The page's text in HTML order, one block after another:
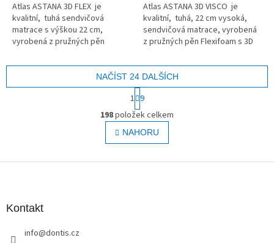
Atlas ASTANA 3D FLEX je
kvalitní, tuhá sendvičová
matrace s výškou 22 cm,
vyrobená z pružných pěn
technologií.
Atlas ASTANA 3D VISCO je
kvalitní, tuhá, 22 cm vysoká,
sendvičová matrace, vyrobená
z pružných pěn Flexifoam s 3D
paměťovou pěnou.
O
v
l
á
NAČÍST 24 DALŠÍCH
t
r
á
n
k
v
1 9
198položek celkem
NAHORU
Kontakt
info@dontis.cz